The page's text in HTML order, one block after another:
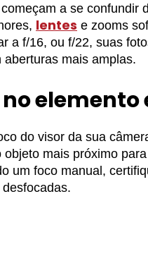
a se confundir
lentes e zooms
a f/16, ou f/22, suas
mais amplas.
elemento
do visor da sua
mais próximo
um foco manual,